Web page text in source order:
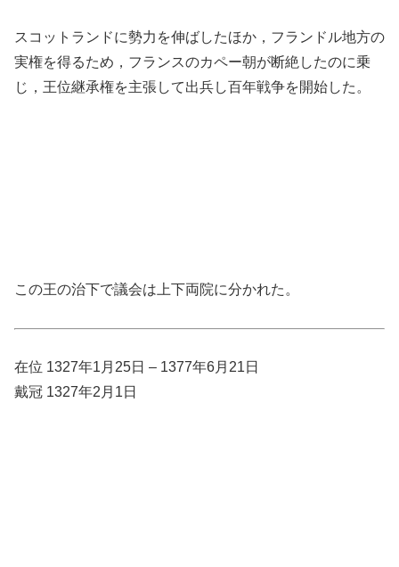
スコットランドに勢力を伸ばしたほか，フランドル地方の
実権を得るため，フランスのカペー朝が断絶したのに乗
じ，王位継承権を主張して出兵し百年戦争を開始した。
この王の治下で議会は上下両院に分かれた。
在位 1327年1月25日 – 1377年6月21日
戴冠 1327年2月1日